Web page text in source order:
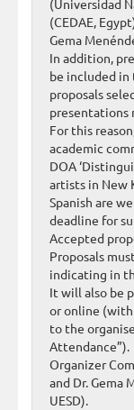
(Universidad
(CEDAE,
Gema
In addition,
be included in
proposals
presentations
For this
academic
DOA
artists in New
Spanish are
deadline for
Accepted
Proposals
indicating in
It will also be
or online
to the
Attendance”).
Organizer
and Dr. Gema
UESD).